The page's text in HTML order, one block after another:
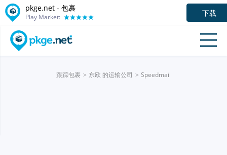
pkge.net - 包裹
Play Market: 下载
跟踪包裹 东欧 的运输公司 Speedmail